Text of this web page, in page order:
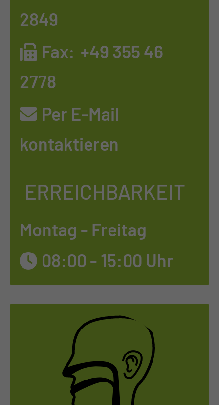
2849
Fax: +49 355 46
2778
Per E-Mail
kontaktieren
ERREICHBARKEIT
Montag - Freitag
08:00 - 15:00 Uhr